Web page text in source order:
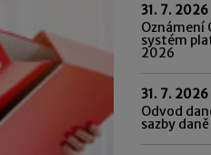
31. 7. 2026
Oznámení
systém
2026
31. 7. 2026
Odvod
sazby